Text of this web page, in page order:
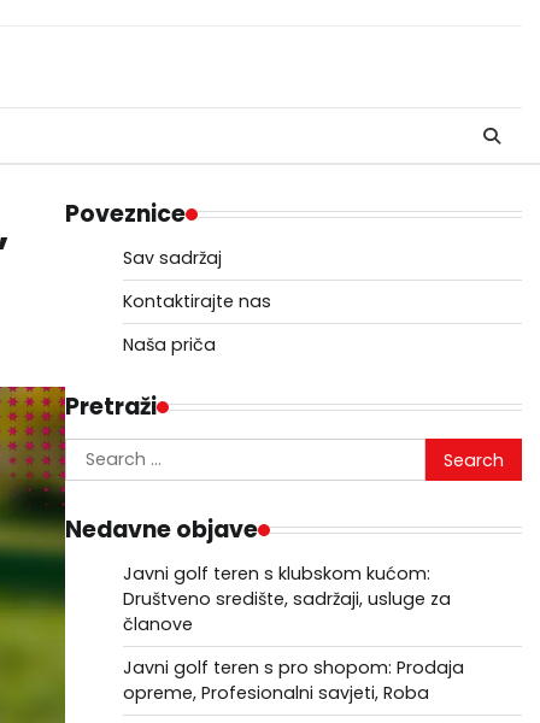
Poveznice
Sav sadržaj
Kontaktirajte nas
Naša priča
Pretraži
Search
for:
Nedavne objave
Javni golf teren s klubskom kućom:
Društveno središte, sadržaji, usluge za
članove
Javni golf teren s pro shopom: Prodaja
opreme, Profesionalni savjeti, Roba